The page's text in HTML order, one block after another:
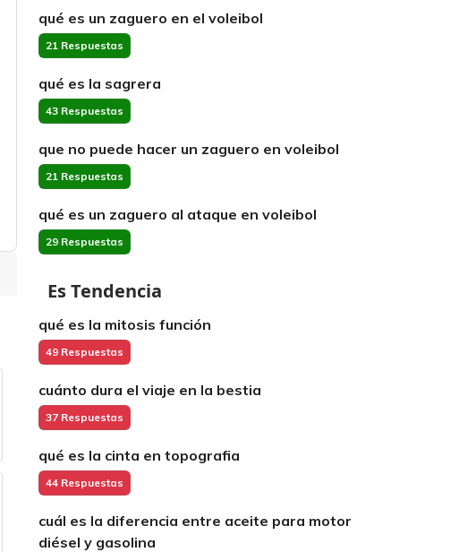
qué es un zaguero en el voleibol
21 Respuestas
qué es la sagrera
43 Respuestas
que no puede hacer un zaguero en voleibol
21 Respuestas
qué es un zaguero al ataque en voleibol
29 Respuestas
Es Tendencia
qué es la mitosis función
49 Respuestas
cuánto dura el viaje en la bestia
37 Respuestas
qué es la cinta en topografia
44 Respuestas
cuál es la diferencia entre aceite para motor
diésel y gasolina